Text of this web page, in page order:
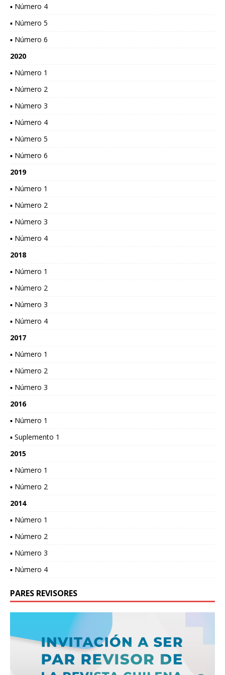
▪ Número 4
▪ Número 5
▪ Número 6
2020
▪ Número 1
▪ Número 2
▪ Número 3
▪ Número 4
▪ Número 5
▪ Número 6
2019
▪ Número 1
▪ Número 2
▪ Número 3
▪ Número 4
2018
▪ Número 1
▪ Número 2
▪ Número 3
▪ Número 4
2017
▪ Número 1
▪ Número 2
▪ Número 3
2016
▪ Número 1
▪ Suplemento 1
2015
▪ Número 1
▪ Número 2
2014
▪ Número 1
▪ Número 2
▪ Número 3
▪ Número 4
PARES REVISORES